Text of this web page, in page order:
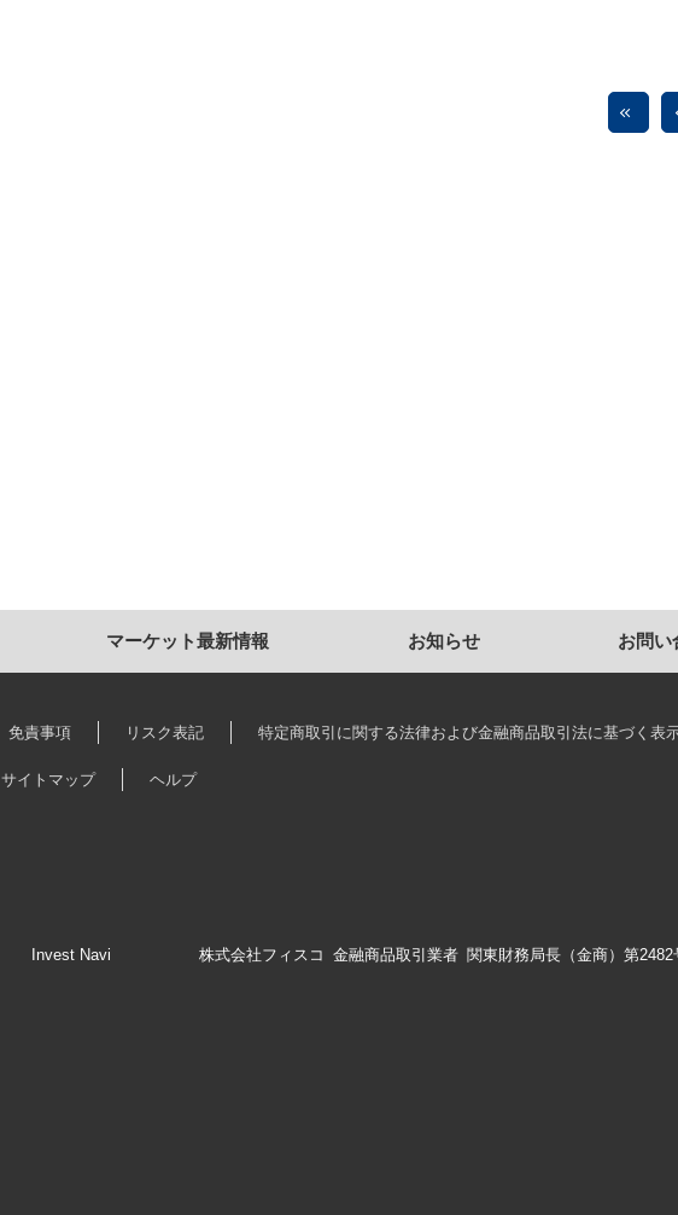
マーケット最新情報 お知らせ お問い
免責事項 リスク表記 特定商取引に関する法律および金融商品取引法に基づく表
サイトマップ ヘルプ
Invest Navi 株式会社フィスコ 金融商品取引業者 関東財務局長（金商）第2482